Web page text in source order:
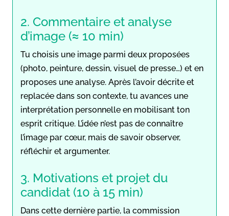
2. Commentaire et analyse
d’image (≈ 10 min)
Tu choisis une image parmi deux proposées
(photo, peinture, dessin, visuel de presse…) et en
proposes une analyse. Après l’avoir décrite et
replacée dans son contexte, tu avances une
interprétation personnelle en mobilisant ton
esprit critique. L’idée n’est pas de connaître
l’image par cœur, mais de savoir observer,
réfléchir et argumenter.
3. Motivations et projet du
candidat (10 à 15 min)
Dans cette dernière partie, la commission